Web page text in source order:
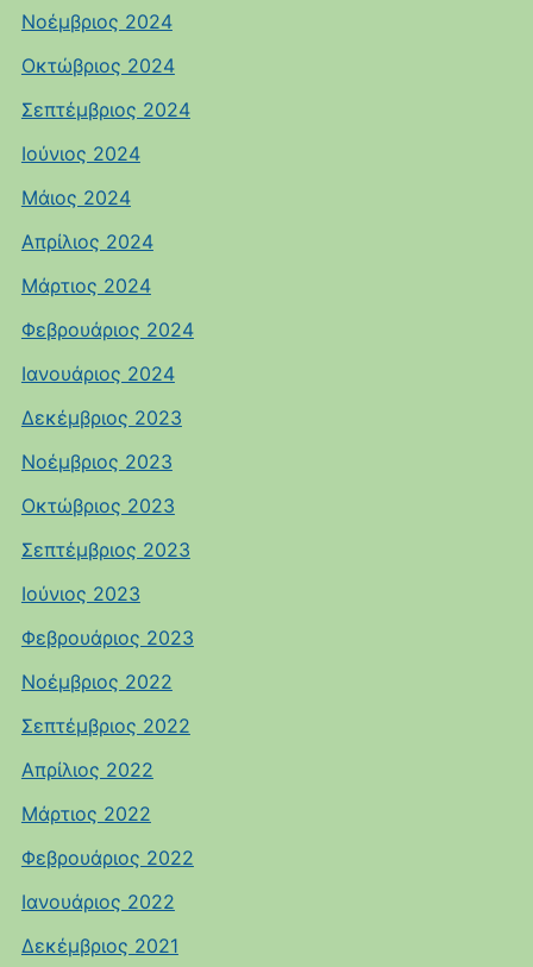
Νοέμβριος 2024
Οκτώβριος 2024
Σεπτέμβριος 2024
Ιούνιος 2024
Μάιος 2024
Απρίλιος 2024
Μάρτιος 2024
Φεβρουάριος 2024
Ιανουάριος 2024
Δεκέμβριος 2023
Νοέμβριος 2023
Οκτώβριος 2023
Σεπτέμβριος 2023
Ιούνιος 2023
Φεβρουάριος 2023
Νοέμβριος 2022
Σεπτέμβριος 2022
Απρίλιος 2022
Μάρτιος 2022
Φεβρουάριος 2022
Ιανουάριος 2022
Δεκέμβριος 2021